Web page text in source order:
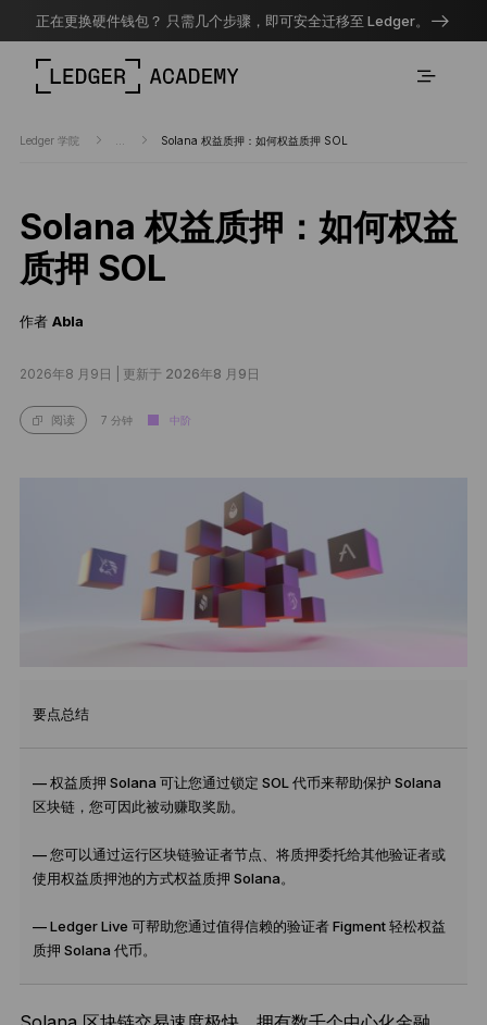
正在更换硬件钱包？ 只需几个步骤，即可安全迁移至 Ledger。
Ledger 学院 Solana 权益质押：如何权益质押 SOL
Solana 权益质押：如何权益
质押 SOL
作者 Abla
2026年8 月9日 | 更新于 2026年8 月9日
阅读 7 分钟 中阶
要点总结
— 权益质押 Solana 可让您通过锁定 SOL 代币来帮助保护 Solana
区块链，您可因此被动赚取奖励。
— 您可以通过运行区块链验证者节点、将质押委托给其他验证者或
使用权益质押池的方式权益质押 Solana。
— Ledger Live 可帮助您通过值得信赖的验证者 Figment 轻松权益
质押 Solana 代币。